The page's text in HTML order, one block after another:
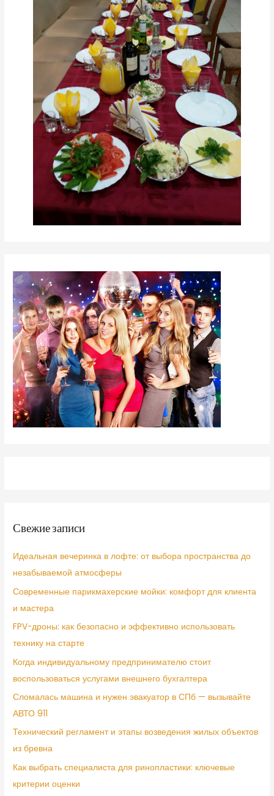
Свежие записи
Идеальная вечеринка в лофте: от выбора пространства до
незабываемой атмосферы
Современные парикмахерские мойки: комфорт для клиента
и мастера
FPV-дроны: как безопасно и эффективно использовать
технику на старте
Когда индивидуальному предпринимателю стоит
воспользоваться услугами внешнего бухгалтера
Сломалась машина и нужен эвакуатор в СПб — вызывайте
АВТО 911
Технический регламент и этапы возведения жилых объектов
из бревна
Как выбрать специалиста для ринопластики: ключевые
критерии оценки